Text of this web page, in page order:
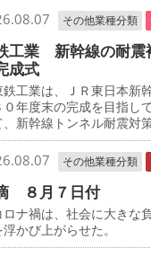
その他業種分類
工業 新幹線の耐
成式
工業は、ＪＲ東日本新
０年度末の完成を目指し
、新幹線トンネル耐震対
その他業種分類
８月７日付
ナ禍は、社会に大きな
かび上がらせた。